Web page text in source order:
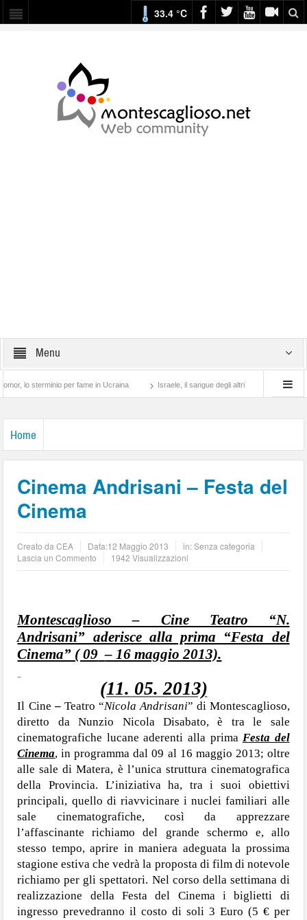
33.4 °C
Menu
sterminio per fame in Ucraina Israele, il sangue degli altri Lotta di classe…
Home
Cinema Andrisani – Festa del
Cinema
Creato daCEA Data:12 Maggio 2013
in: Senza categoria
Lascia un Commento
1942 Visualizzazioni
Montescaglioso – Cine Teatro “N.
Andrisani” aderisce alla prima “Festa del
Cinema” ( 09 – 16 maggio 2013).
(11. 05. 2013)
Il Cine –Teatro “Nicola Andrisani” di Montescaglioso,
diretto da Nunzio Nicola Disabato, è tra le sale
cinematografiche lucane aderenti alla primaFesta del
Cinema, in programma dal 09 al 16 maggio 2013; oltre
alle sale di Matera, è l’unica struttura cinematografica
della Provincia. L’iniziativa ha, tra i suoi obiettivi
principali, quello di riavvicinare i nuclei familiari alle
sale cinematografiche, così da apprezzare
l’affascinante richiamo del grande schermo e, allo
stesso tempo, aprire in maniera adeguata la prossima
stagione estiva che vedrà la proposta di film di notevole
richiamo per gli spettatori. Nel corso della settimana di
realizzazione della Festa del Cinema i biglietti di
ingresso prevedranno il costo di soli 3 Euro (5 € per